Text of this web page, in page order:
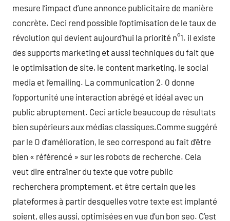
mesure l’impact d’une annonce publicitaire de manière
concrète. Ceci rend possible l’optimisation de le taux de
révolution qui devient aujourd’hui la priorité n°1. il existe
des supports marketing et aussi techniques du fait que
le optimisation de site, le content marketing, le social
media et l’emailing. La communication 2. 0 donne
l’opportunité une interaction abrégé et idéal avec un
public abruptement. Ceci article beaucoup de résultats
bien supérieurs aux médias classiques.Comme suggéré
par le O d’amélioration, le seo correspond au fait d’être
bien « référencé » sur les robots de recherche. Cela
veut dire entraîner du texte que votre public
recherchera promptement, et être certain que les
plateformes à partir desquelles votre texte est implanté
soient, elles aussi, optimisées en vue d’un bon seo. C’est